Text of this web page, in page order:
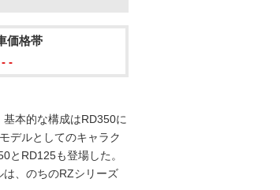
価格帯
- -
本的な構成はRD350に
デルとしてのキャラク
とRD125も登場した。
、のちのRZシリーズ